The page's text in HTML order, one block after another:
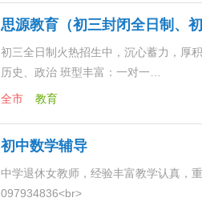
思源教育（初三封闭全日制、
初三全日制火热招生中，沉心蓄力，厚
历史、政治 班型丰富：一对一…
全市 教育
初中数学辅导
中学退休女教师，经验丰富教学认真，
097934836<br>